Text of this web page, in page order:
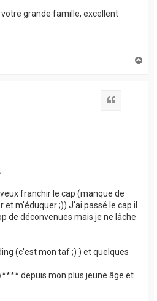
grande famille, excellent
franchir le cap (manque de
m'éduquer ;)) J'ai passé le cap il
de déconvenues mais je ne lâche
(c'est mon taf ;) ) et quelques
depuis mon plus jeune âge et